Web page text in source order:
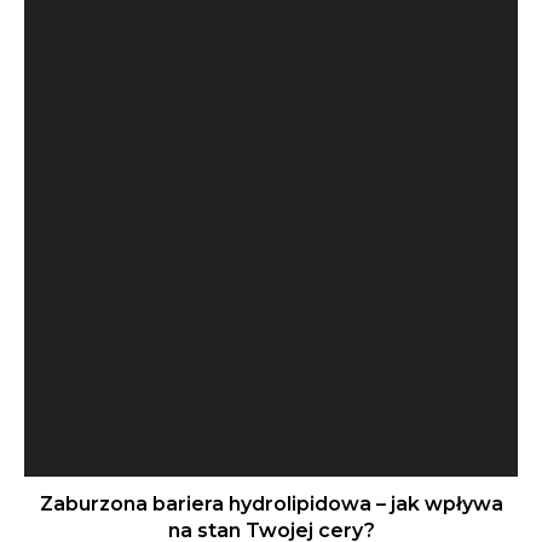
Zaburzona bariera hydrolipidowa – jak wpływa
na stan Twojej cery?